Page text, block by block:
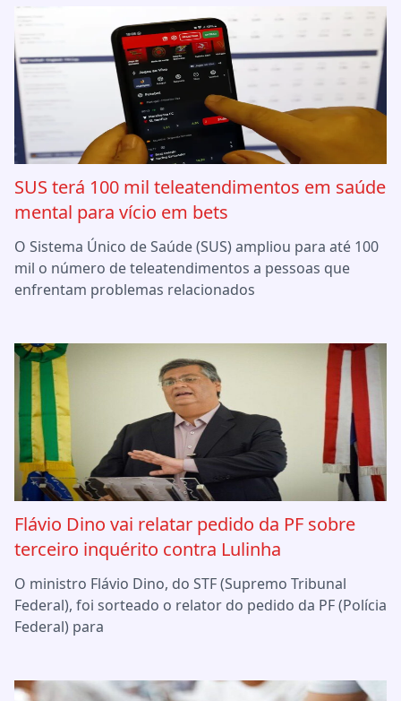
SUS terá 100 mil teleatendimentos em saúde
mental para vício em bets
O Sistema Único de Saúde (SUS) ampliou para até 100
mil o número de teleatendimentos a pessoas que
enfrentam problemas relacionados
Flávio Dino vai relatar pedido da PF sobre
terceiro inquérito contra Lulinha
O ministro Flávio Dino, do STF (Supremo Tribunal
Federal), foi sorteado o relator do pedido da PF (Polícia
Federal) para